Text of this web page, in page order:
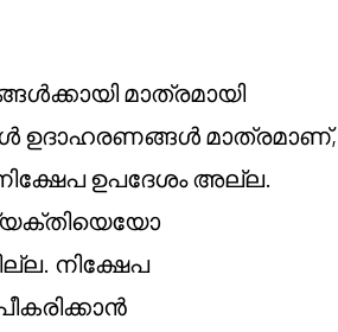
മാത്രമായി
ഉദാഹരണങ്ങൾ മാത്രമാണ്,
ഉപദേശം അല്ല.
നിക്ഷേപ